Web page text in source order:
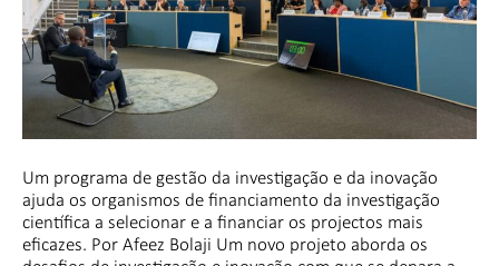
Um programa de gestão da investigação e da inovação
ajuda os organismos de financiamento da investigação
científica a selecionar e a financiar os projectos mais
eficazes. Por Afeez Bolaji Um novo projeto aborda os